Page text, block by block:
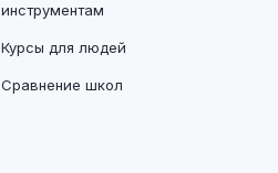
инструментам
Курсы для людей
Сравнение школ